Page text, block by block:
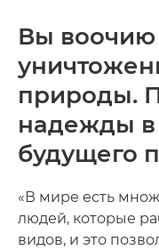
Вы воочию
природы.
надежды
будущего
«В мире есть
людей, которые
видов, и это